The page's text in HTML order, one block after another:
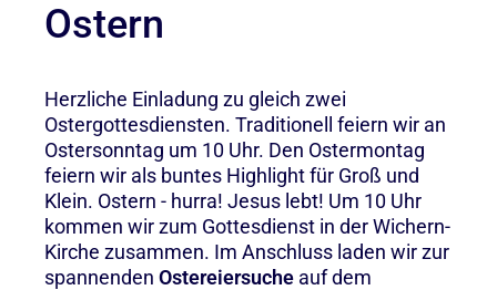
Ostern
Herzliche Einladung zu gleich zwei
Ostergottesdiensten. Traditionell feiern wir an
Ostersonntag um 10 Uhr. Den Ostermontag
feiern wir als buntes Highlight für Groß und
Klein. Ostern - hurra! Jesus lebt! Um 10 Uhr
kommen wir zum Gottesdienst in der Wichern-
Kirche zusammen. Im Anschluss laden wir zur
spannenden Ostereiersuche auf dem